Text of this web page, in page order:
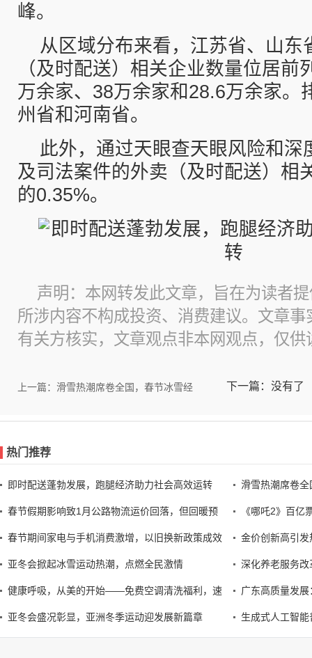
峰。
从区域分布来看，江苏省、山东
（及时配送）相关企业数量位居前
万余家、38万余家和28.6万余家。
州省和河南省。
此外，通过天眼查天眼风险和深
及司法案件的外卖（及时配送）相
的0.35%。
声明：本网转发此文章，旨在为读者
所涉内容不构成投资、消费建议。文章
有关方核实，文章观点非本网观点，仅供
上一篇：滑雪热潮席卷全国，春节冰雪经 下一篇：没有了
热门推荐
即时配送蓬勃发展，跑腿经济助力社会高效运转 滑雪热潮席卷
春节假期影响致1月公路物流运价回落，但回暖预 《哪吒2》百亿
春节期间家电与手机消费激增，以旧换新政策成效 金价创新高引
亚冬会掀起冰雪运动热潮，点燃全民激情 深化养老服务
健康呼吸，从美的开始——免费空调清洗福利，速 广东高质量发
亚冬会盛况彰显，亚洲冬季运动迎发展新篇章 生成式人工智